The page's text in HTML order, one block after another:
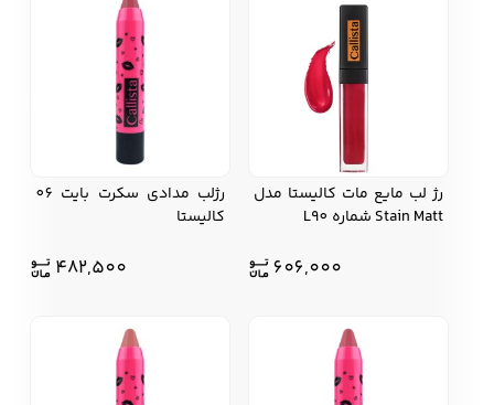
رژ لب مایع مات کالیستا مدل
Stain Matt شماره L90
606,000
رژلب مدادی سکرت بایت 06
کالیستا
482,500